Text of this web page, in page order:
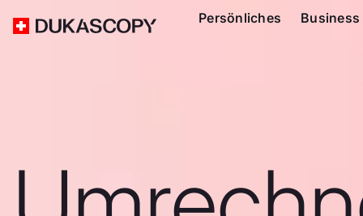
Persönliches Business